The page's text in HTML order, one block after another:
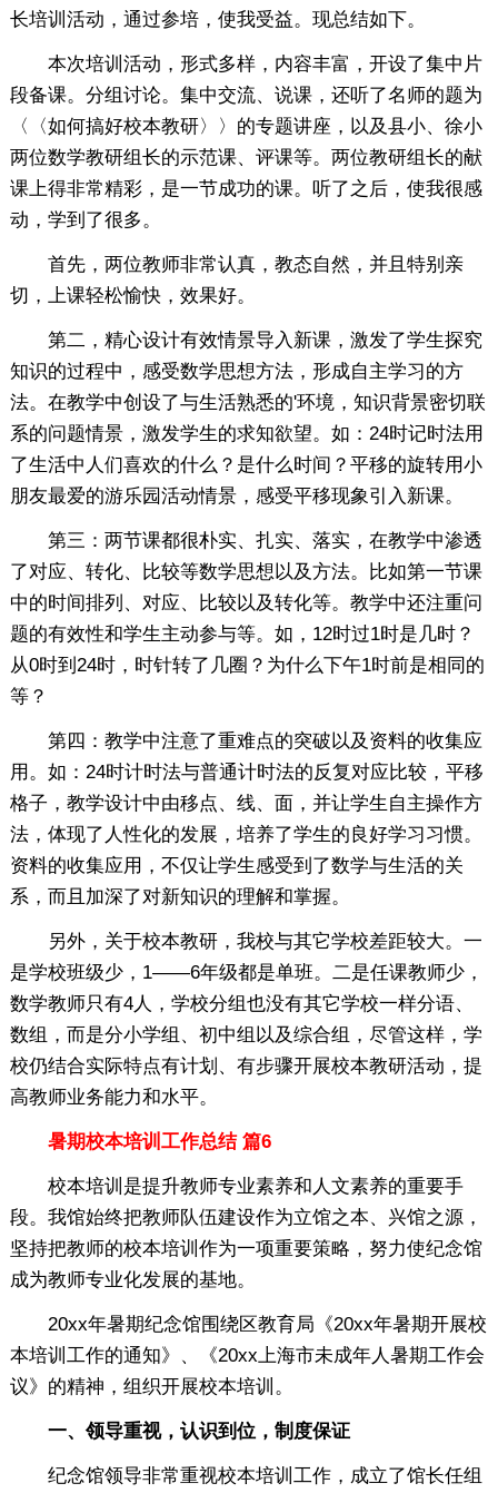
长培训活动，通过参培，使我受益。现总结如下。
本次培训活动，形式多样，内容丰富，开设了集中片
段备课。分组讨论。集中交流、说课，还听了名师的题为
〈〈如何搞好校本教研〉〉的专题讲座，以及县小、徐小
两位数学教研组长的示范课、评课等。两位教研组长的献
课上得非常精彩，是一节成功的课。听了之后，使我很感
动，学到了很多。
首先，两位教师非常认真，教态自然，并且特别亲
切，上课轻松愉快，效果好。
第二，精心设计有效情景导入新课，激发了学生探究
知识的过程中，感受数学思想方法，形成自主学习的方
法。在教学中创设了与生活熟悉的'环境，知识背景密切联
系的问题情景，激发学生的求知欲望。如：24时记时法用
了生活中人们喜欢的什么？是什么时间？平移的旋转用小
朋友最爱的游乐园活动情景，感受平移现象引入新课。
第三：两节课都很朴实、扎实、落实，在教学中渗透
了对应、转化、比较等数学思想以及方法。比如第一节课
中的时间排列、对应、比较以及转化等。教学中还注重问
题的有效性和学生主动参与等。如，12时过1时是几时？
从0时到24时，时针转了几圈？为什么下午1时前是相同的
等？
第四：教学中注意了重难点的突破以及资料的收集应
用。如：24时计时法与普通计时法的反复对应比较，平移
格子，教学设计中由移点、线、面，并让学生自主操作方
法，体现了人性化的发展，培养了学生的良好学习习惯。
资料的收集应用，不仅让学生感受到了数学与生活的关
系，而且加深了对新知识的理解和掌握。
另外，关于校本教研，我校与其它学校差距较大。一
是学校班级少，1——6年级都是单班。二是任课教师少，
数学教师只有4人，学校分组也没有其它学校一样分语、
数组，而是分小学组、初中组以及综合组，尽管这样，学
校仍结合实际特点有计划、有步骤开展校本教研活动，提
高教师业务能力和水平。
暑期校本培训工作总结 篇6
校本培训是提升教师专业素养和人文素养的重要手
段。我馆始终把教师队伍建设作为立馆之本、兴馆之源，
坚持把教师的校本培训作为一项重要策略，努力使纪念馆
成为教师专业化发展的基地。
20xx年暑期纪念馆围绕区教育局《20xx年暑期开展校
本培训工作的通知》、《20xx上海市未成年人暑期工作会
议》的精神，组织开展校本培训。
一、领导重视，认识到位，制度保证
纪念馆领导非常重视校本培训工作，成立了馆长任组